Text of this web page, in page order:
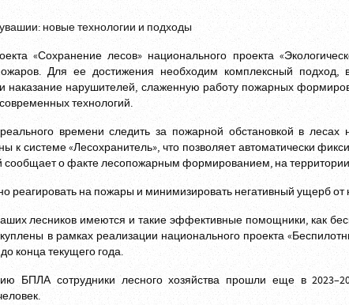
«Сохранение лесов» национального проекта
Для ее достижения необходим комплексный
наказание нарушителей, слаженную работу пожарных
технологий.
времени следить за пожарной обстановкой в лесах
к системе «Лесохранитель», что позволяет автоматически
сообщает о факте лесопожарным формированием, на
реагировать на пожары и минимизировать негативный ущерб от
лесников имеются и такие эффективные помощники, как
в рамках реализации национального проекта
конца текущего года.
БПЛА сотрудники лесного хозяйства прошли еще в